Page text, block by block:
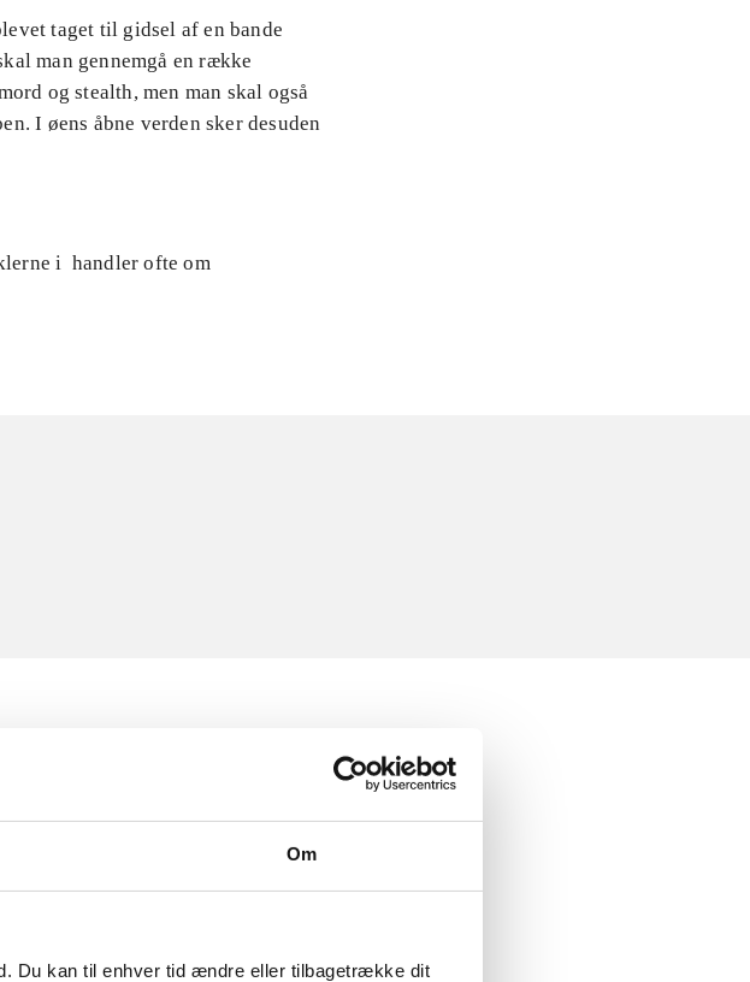
Om
Du kan til enhver tid ændre eller tilbagetrække dit
taget til gidsel af en bande
man gennemgå en række
og stealth, men man skal også
I øens åbne verden sker desuden
i handler ofte om